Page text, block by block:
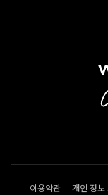
이용약관 개인 정보